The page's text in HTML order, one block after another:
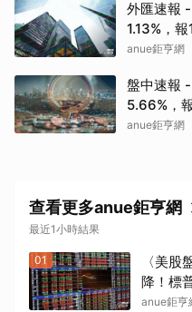
外匯速報
1.13%，
anue鉅亨網
盤中速報
5.66%，
anue鉅亨網
查看更多anue鉅亨網
最近1小時結果
01
〈美
降！標
次佳
anue鉅亨
取消